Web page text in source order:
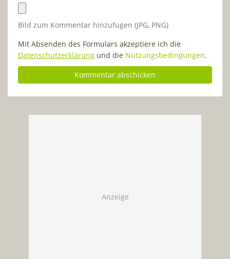
Bild zum Kommentar hinzufügen (JPG, PNG)
Mit Absenden des Formulars akzeptiere ich die
Datenschutzerklärung und die Nutzungsbedingungen.